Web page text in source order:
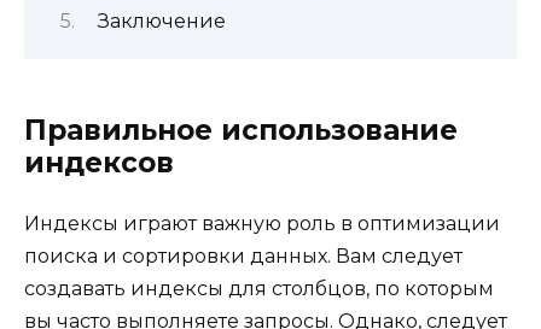
Заключение
Правильное использование
индексов
Индексы играют важную роль в оптимизации
поиска и сортировки данных. Вам следует
создавать индексы для столбцов, по которым
вы часто выполняете запросы. Однако, следует